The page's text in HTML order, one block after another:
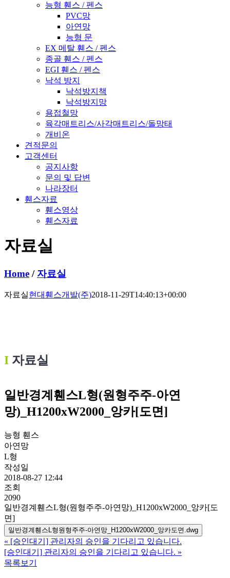
능형 휀스 / 펜스
PVC망
아연망
능형 문
EX 메탈 휀스 / 펜스
종골 휀스 / 펜스
EGI 휀스 / 펜스
낙석 방지
낙석방지책
낙석방지망
용접철망
육각매트리스/사각매트리스/돌망태
개비온
견적문의
고객센터
공지사항
문의 및 답변
나라장터
휀스자료
휀스영상
휀스자료
자료실
Home / 자료실
자료실현대휀스개발(주)2018-11-29T14:40:13+00:00
Ι 자료실
일반경계휀스L형(원형주주-아연
망)_H1200xW2000_앙카[도면]
능형 휀스
아연망
L형
작성일
2018-08-27 12:44
조회
2090
일반경계휀스L형(원형주주-아연망)_H1200xW2000_앙카[도
면]
일반경계휀스L형원형주주-아연망_H1200xW2000_앙카도면.dwg
« [승인대기] 관리자의 승인을 기다리고 있습니다.
[승인대기] 관리자의 승인을 기다리고 있습니다. »
목록보기